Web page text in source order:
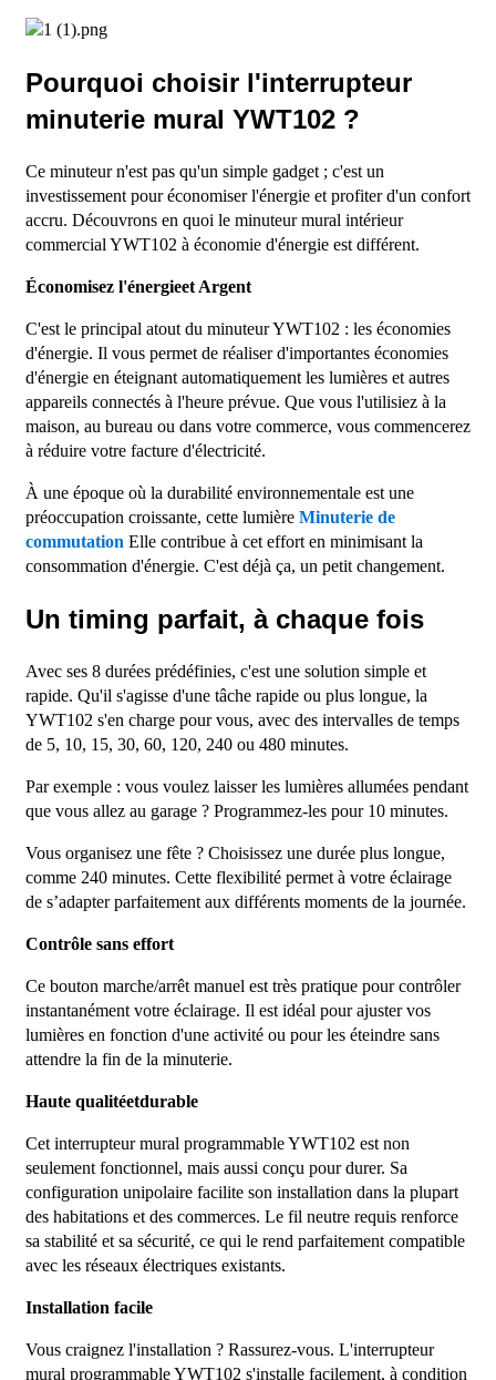
Pourquoi choisir l'interrupteur
minuterie mural YWT102 ?
Ce minuteur n'est pas qu'un simple gadget ; c'est un
investissement pour économiser l'énergie et profiter d'un confort
accru. Découvrons en quoi le minuteur mural intérieur
commercial YWT102 à économie d'énergie est différent.
Économisez l'énergieet Argent
C'est le principal atout du minuteur YWT102 : les économies
d'énergie. Il vous permet de réaliser d'importantes économies
d'énergie en éteignant automatiquement les lumières et autres
appareils connectés à l'heure prévue. Que vous l'utilisiez à la
maison, au bureau ou dans votre commerce, vous commencerez
à réduire votre facture d'électricité.
À une époque où la durabilité environnementale est une
préoccupation croissante, cette lumière Minuterie de
commutation Elle contribue à cet effort en minimisant la
consommation d'énergie. C'est déjà ça, un petit changement.
Un timing parfait, à chaque fois
Avec ses 8 durées prédéfinies, c'est une solution simple et
rapide. Qu'il s'agisse d'une tâche rapide ou plus longue, la
YWT102 s'en charge pour vous, avec des intervalles de temps
de 5, 10, 15, 30, 60, 120, 240 ou 480 minutes.
Par exemple : vous voulez laisser les lumières allumées pendant
que vous allez au garage ? Programmez-les pour 10 minutes.
Vous organisez une fête ? Choisissez une durée plus longue,
comme 240 minutes. Cette flexibilité permet à votre éclairage
de s’adapter parfaitement aux différents moments de la journée.
Contrôle sans effort
Ce bouton marche/arrêt manuel est très pratique pour contrôler
instantanément votre éclairage. Il est idéal pour ajuster vos
lumières en fonction d'une activité ou pour les éteindre sans
attendre la fin de la minuterie.
Haute qualitéetdurable
Cet interrupteur mural programmable YWT102 est non
seulement fonctionnel, mais aussi conçu pour durer. Sa
configuration unipolaire facilite son installation dans la plupart
des habitations et des commerces. Le fil neutre requis renforce
sa stabilité et sa sécurité, ce qui le rend parfaitement compatible
avec les réseaux électriques existants.
Installation facile
Vous craignez l'installation ? Rassurez-vous. L'interrupteur
mural programmable YWT102 s'installe facilement, à condition